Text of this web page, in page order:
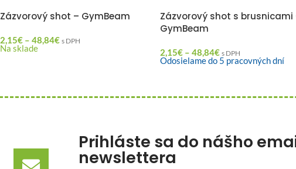
Zázvorový shot – GymBeam
2,15€ – 48,84€ s DPH
Na sklade
Zázvorový shot s brusnicami
GymBeam
2,15€ – 48,84€ s DPH
Odosielame do 5 pracovných dní
Prihláste sa do nášho
newslettera